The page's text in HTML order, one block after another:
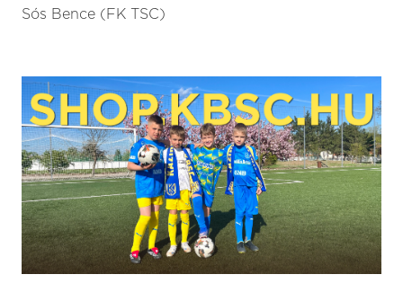
Sós Bence (FK TSC)